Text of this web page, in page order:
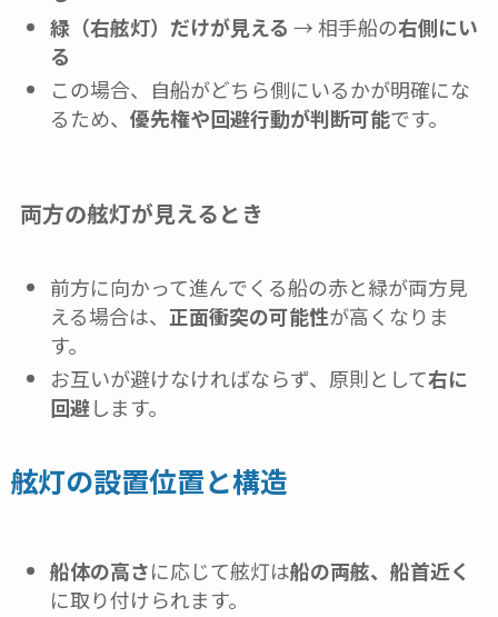
緑（右舷灯）だけが見える → 相手船の右側にい
る
この場合、自船がどちら側にいるかが明確にな
るため、 優先権や回避行動が判断可能です。
両方の舷灯が見えるとき
前方に向かって進んでくる船の赤と緑が両方見
える場合は、 正面衝突の可能性が高くなりま
す。
お互いが避けなければならず、原則として右に
回避します。
舷灯の設置位置と構造
船体の高さに応じて舷灯は船の両舷、船首近く
に取り付けられます。